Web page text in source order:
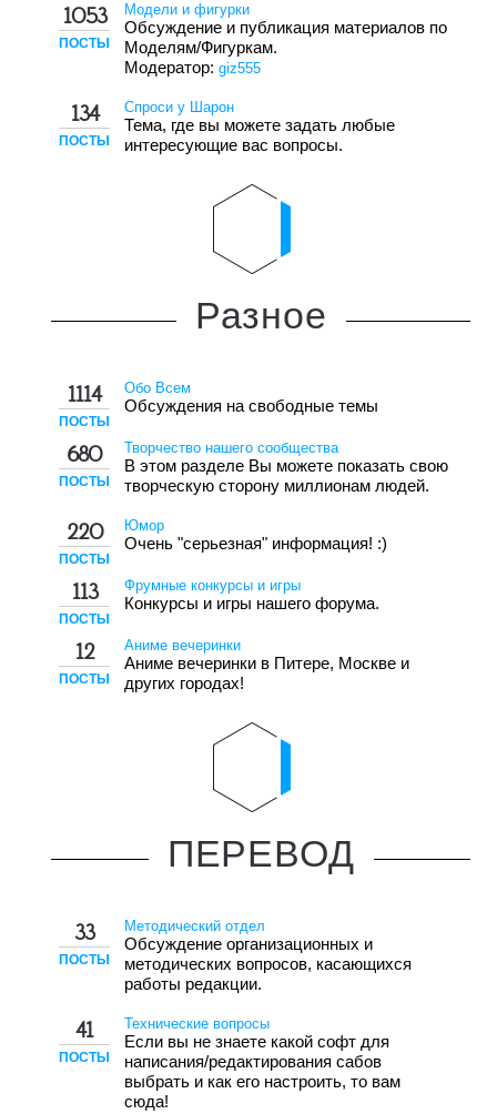
1053
ПОСТЫ
Модели и фигурки
Обсуждение и публикация материалов по
Моделям/Фигуркам.
Модератор: giz555
134
ПОСТЫ
Спроси у Шарон
Тема, где вы можете задать любые
интересующие вас вопросы.
Разное
1114
ПОСТЫ
Обо Всем
Обсуждения на свободные темы
680
ПОСТЫ
Творчество нашего сообщества
В этом разделе Вы можете показать свою
творческую сторону миллионам людей.
220
ПОСТЫ
Юмор
Очень "серьезная" информация! :)
113
ПОСТЫ
Фрумные конкурсы и игры
Конкурсы и игры нашего форума.
12
ПОСТЫ
Аниме вечеринки
Аниме вечеринки в Питере, Москве и
других городах!
ПЕРЕВОД
33
ПОСТЫ
Методический отдел
Обсуждение организационных и
методических вопросов, касающихся
работы редакции.
41
ПОСТЫ
Технические вопросы
Если вы не знаете какой софт для
написания/редактирования сабов
выбрать и как его настроить, то вам
сюда!